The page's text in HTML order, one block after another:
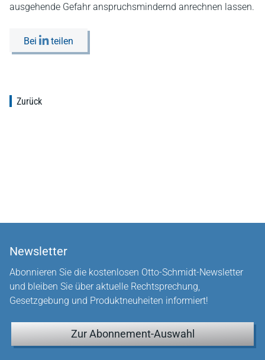
ausgehende Gefahr anspruchsmindernd anrechnen lassen.
Bei teilen
Zurück
Newsletter
Abonnieren Sie die kostenlosen Otto-Schmidt-Newsletter
und bleiben Sie über aktuelle Rechtsprechung,
Gesetzgebung und Produktneuheiten informiert!
Zur Abonnement-Auswahl